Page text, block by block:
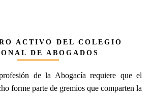
ACTIVO DEL COLEGIO
DE ABOGADOS
de la Abogacía requiere que el
forme parte de gremios que comparten la